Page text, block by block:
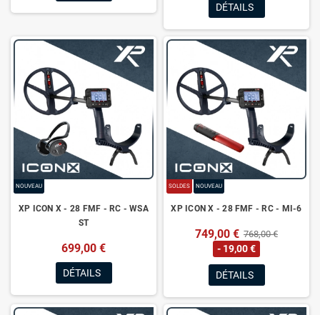
DÉTAILS
NOUVEAU
XP ICON X - 28 FMF - RC - WSA
ST
699,00 €
DÉTAILS
SOLDES NOUVEAU
XP ICON X - 28 FMF - RC - MI-6
749,00 € 768,00 €
- 19,00 €
DÉTAILS